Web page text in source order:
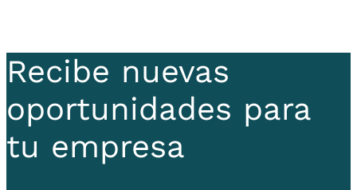
Recibe nuevas
oportunidades para
tu empresa